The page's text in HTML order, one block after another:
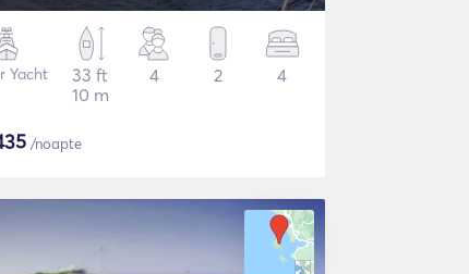
Yacht
33 ft
10 m
4 2 4
/noapte